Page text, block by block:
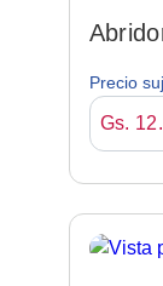
Precio
Gs.